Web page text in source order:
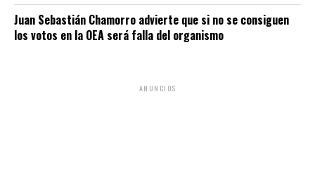
Juan Sebastián Chamorro advierte que si no se consiguen
los votos en la OEA será falla del organismo
ANUNCIOS